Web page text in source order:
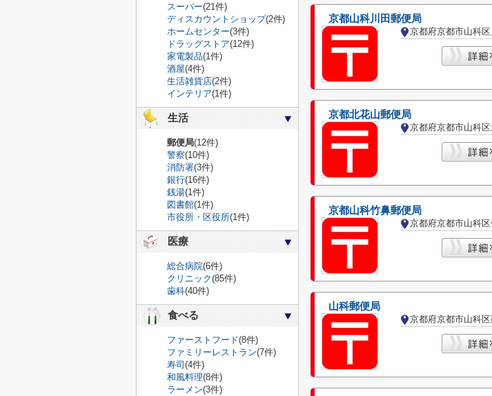
京都山科川田郵便局
京都北花山郵便局
京都山科竹鼻郵便局
山科郵便局
スーパー(21件)
ディスカウントショップ(2件)
ホームセンター(3件)
ドラッグストア(12件)
家電製品(1件)
酒屋(4件)
生活雑貨店(2件)
インテリア(1件)
生活
郵便局(12件)
警察(10件)
消防署(3件)
銀行(16件)
銭湯(1件)
図書館(1件)
市役所・区役所(1件)
医療
総合病院(6件)
クリニック(85件)
歯科(40件)
食べる
ファーストフード(8件)
ファミリーレストラン(7件)
寿司 (4件)
和風料理(8件)
ラーメン(3件)